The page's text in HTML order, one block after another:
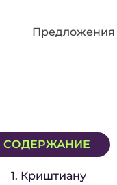
Предложения
СОДЕРЖАНИЕ
1. Криштиану